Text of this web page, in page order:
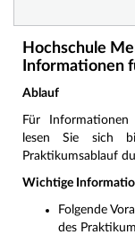
Hochschule
Informationen
Ablauf
Für
lesen Sie sich
Praktikumsablauf
Wichtige
Folgende
des